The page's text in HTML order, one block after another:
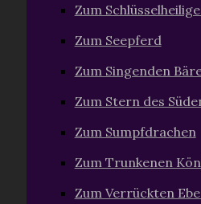
Zum
Zum Seepferd
Zum Singenden
Zum Stern des
Zum Sumpfdrachen
Zum Trunkenen
Zum Verrückten